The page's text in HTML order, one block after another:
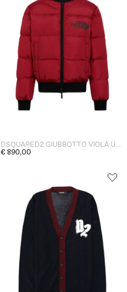
DSQUARED2 GIUBBOTTO VIOLA UOMO
€ 890,00